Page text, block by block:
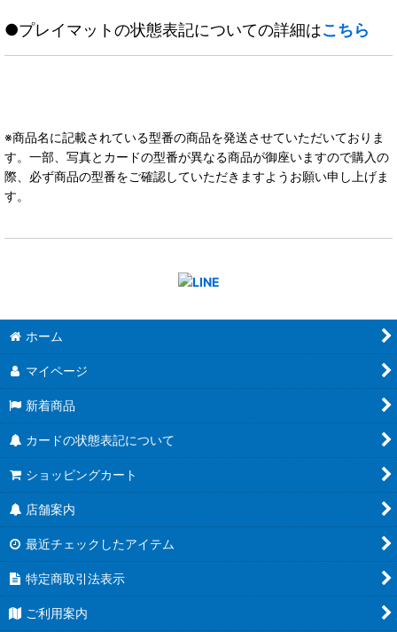
●プレイマットの状態表記についての詳細はこちら
※商品名に記載されている型番の商品を発送させていただいておりま
す。一部、写真とカードの型番が異なる商品が御座いますので購入の
際、必ず商品の型番をご確認していただきますようお願い申し上げま
す。
ホーム
マイページ
新着商品
カードの状態表記について
ショッピングカート
店舗案内
最近チェックしたアイテム
特定商取引法表示
ご利用案内